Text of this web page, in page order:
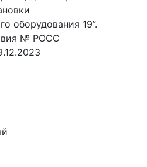
оборудования 19”.
№ РОСС